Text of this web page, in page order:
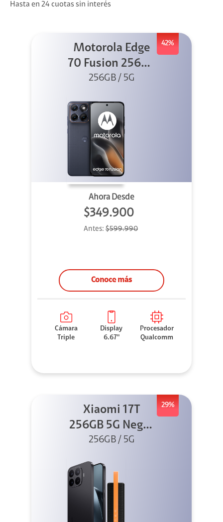
Hasta en 24 cuotas sin interés
42%
Motorola Edge
70 Fusion 256GB
Azul
256GB / 5G
Ahora Desde
$349.900
Antes: $599.990
Conoce más
Cámara
Triple
Display
6.67"
Procesador
Qualcomm
29%
Xiaomi 17T
256GB 5G Negro
+ Sound
256GB / 5G